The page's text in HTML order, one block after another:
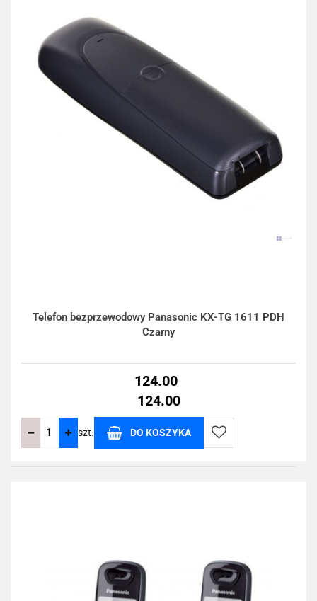
Telefon bezprzewodowy Panasonic KX-TG 1611 PDH
Czarny
124.00
124.00
szt. DO KOSZYKA
Do